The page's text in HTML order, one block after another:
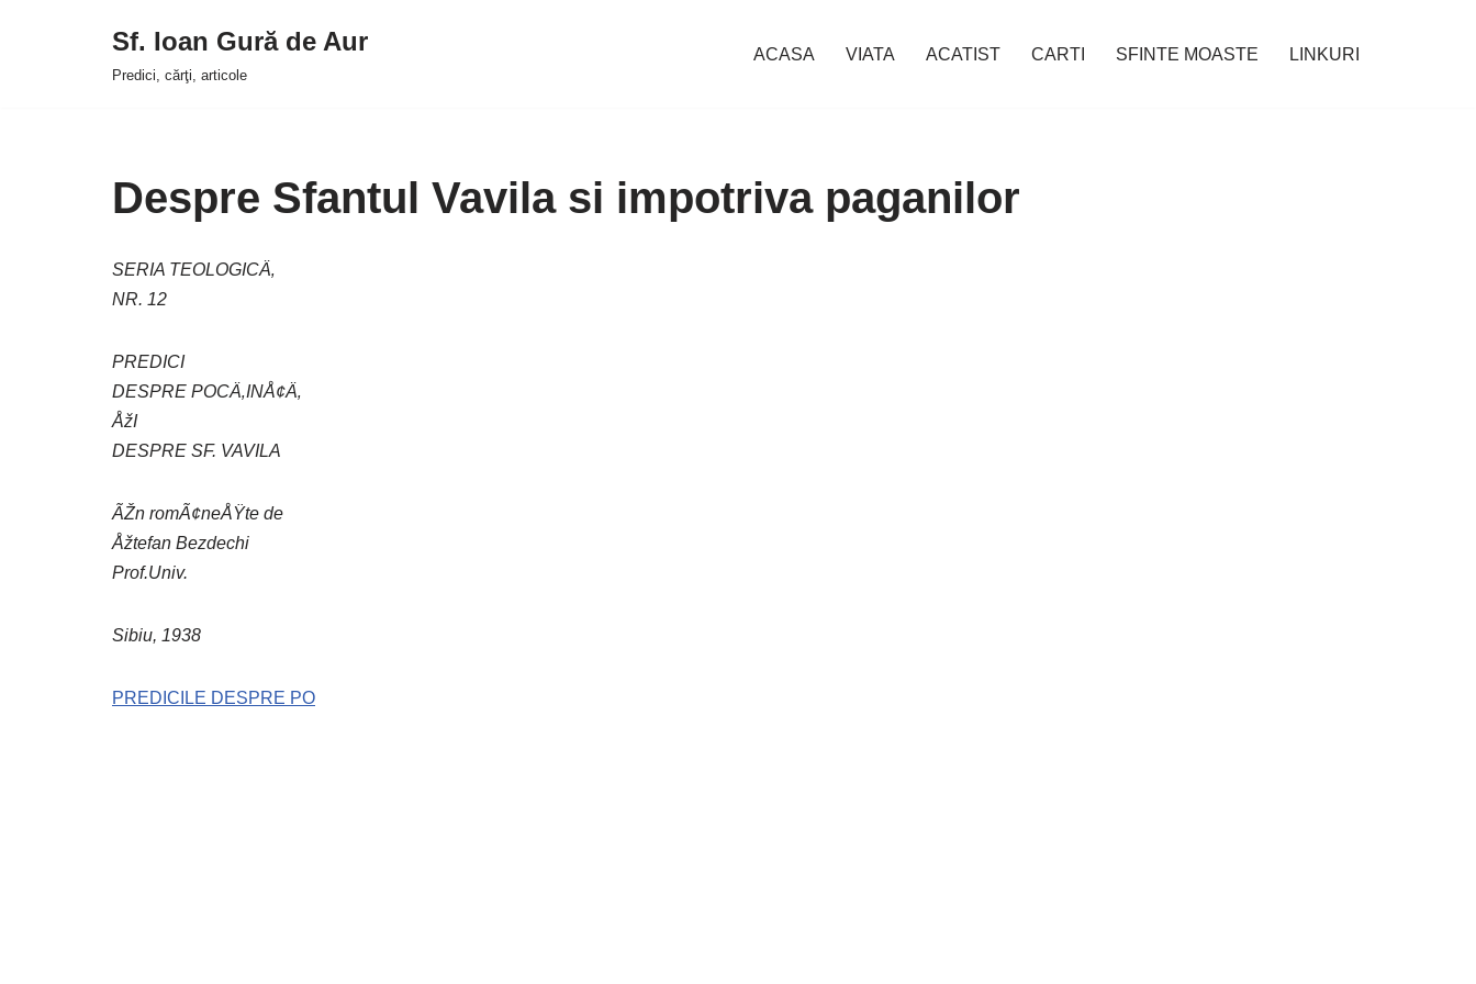
Sf. Ioan Gură de Aur
Predici, cărţi, articole
ACASA VIATA ACATIST CARTI SFINTE MOASTE LINKURI
Despre Sfantul Vavila si impotriva paganilor
SERIA TEOLOGICÄ‚
NR. 12
PREDICI
DESPRE POCÄ‚INÅ¢Ä‚
ÅžI
DESPRE SF. VAVILA
ÃŽn romÃ¢neÅŸte de
Åžtefan Bezdechi
Prof.Univ.
Sibiu, 1938
PREDICILE DESPRE PO